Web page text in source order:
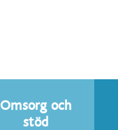
Omsorg och
stöd